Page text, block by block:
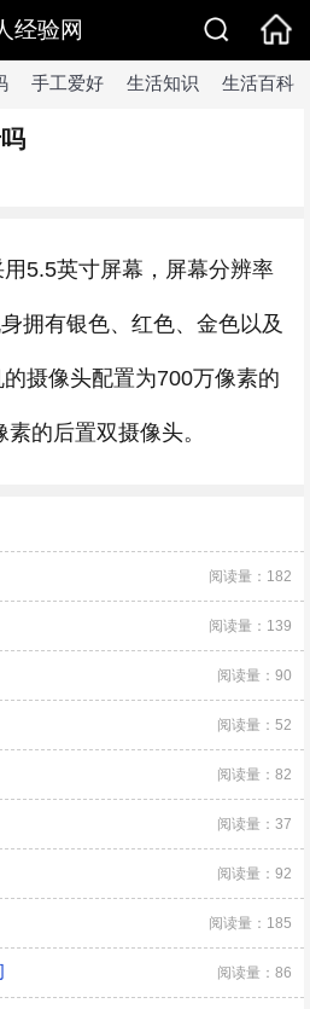
经验网
手工爱好 生活知识 生活百科
5.5英寸屏幕，屏幕分辨率
拥有银色、红色、金色以及
摄像头配置为700万像素的
的后置双摄像头。
阅读量：182
阅读量：139
阅读量：90
阅读量：52
阅读量：82
阅读量：37
阅读量：92
阅读量：185
阅读量：86